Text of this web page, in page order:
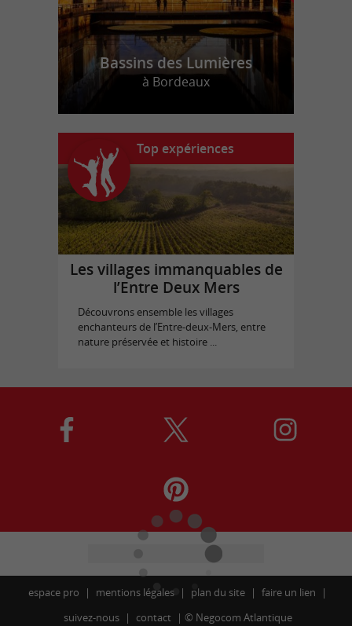
Bassins des Lumières
à Bordeaux
Top expériences
Les villages immanquables de
l’Entre Deux Mers
Découvrons ensemble les villages
enchanteurs de l’Entre-deux-Mers, entre
nature préservée et histoire ...
espace pro mentions légales plan du site
faire un lien
suivez-nous
contact © Negocom Atlantique